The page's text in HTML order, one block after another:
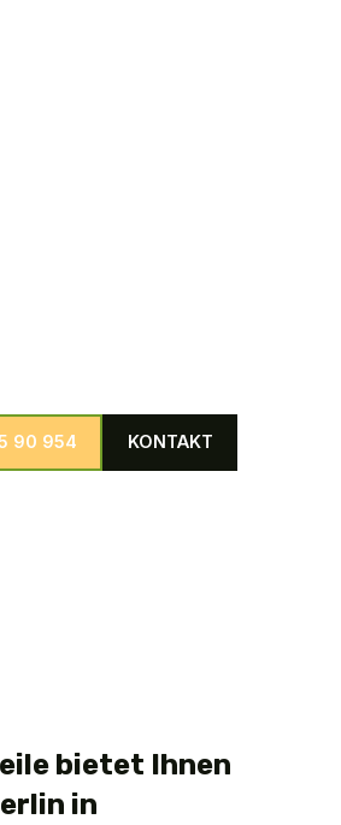
90 954 KONTAKT
bietet Ihnen
in